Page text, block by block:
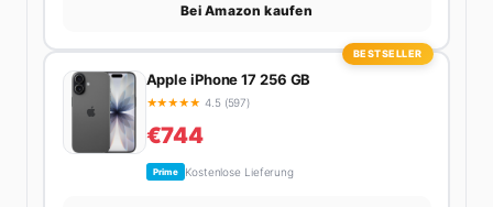
Bei Amazon kaufen
BESTSELLER
Apple iPhone 17 256 GB
★★★★★ 4.5 (597)
€744
Prime Kostenlose Lieferung